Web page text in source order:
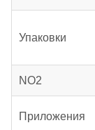
Упаковки
NO2
Приложения